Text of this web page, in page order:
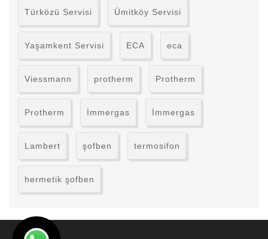
Türközü Servisi Ümitköy Servisi
Yaşamkent Servisi ECA eca
Viessmann protherm Protherm
Protherm İmmergas İmmergas
Lambert şofben termosifon
hermetik şofben